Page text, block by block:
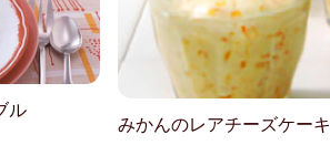
ル
みかんのレアチーズケーキ